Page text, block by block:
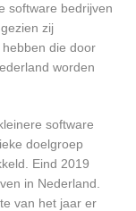
software bedrijven
zij
die door
worden
software
doelgroep
Eind 2019
in Nederland.
van het jaar er